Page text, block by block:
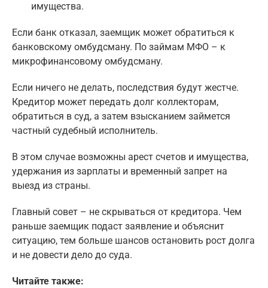
имущества.
Если банк отказал, заемщик может обратиться к
банковскому омбудсману. По займам МФО – к
микрофинансовому омбудсману.
Если ничего не делать, последствия будут жестче.
Кредитор может передать долг коллекторам,
обратиться в суд, а затем взысканием займется
частный судебный исполнитель.
В этом случае возможны арест счетов и имущества,
удержания из зарплаты и временный запрет на
выезд из страны.
Главный совет – не скрываться от кредитора. Чем
раньше заемщик подаст заявление и объяснит
ситуацию, тем больше шансов остановить рост долга
и не довести дело до суда.
Читайте также: